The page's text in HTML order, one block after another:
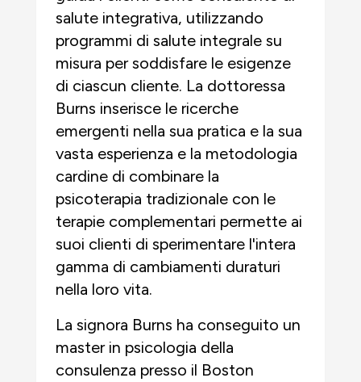
salute integrativa, utilizzando
programmi di salute integrale su
misura per soddisfare le esigenze
di ciascun cliente. La dottoressa
Burns inserisce le ricerche
emergenti nella sua pratica e la sua
vasta esperienza e la metodologia
cardine di combinare la
psicoterapia tradizionale con le
terapie complementari permette ai
suoi clienti di sperimentare l'intera
gamma di cambiamenti duraturi
nella loro vita.
La signora Burns ha conseguito un
master in psicologia della
consulenza presso il Boston